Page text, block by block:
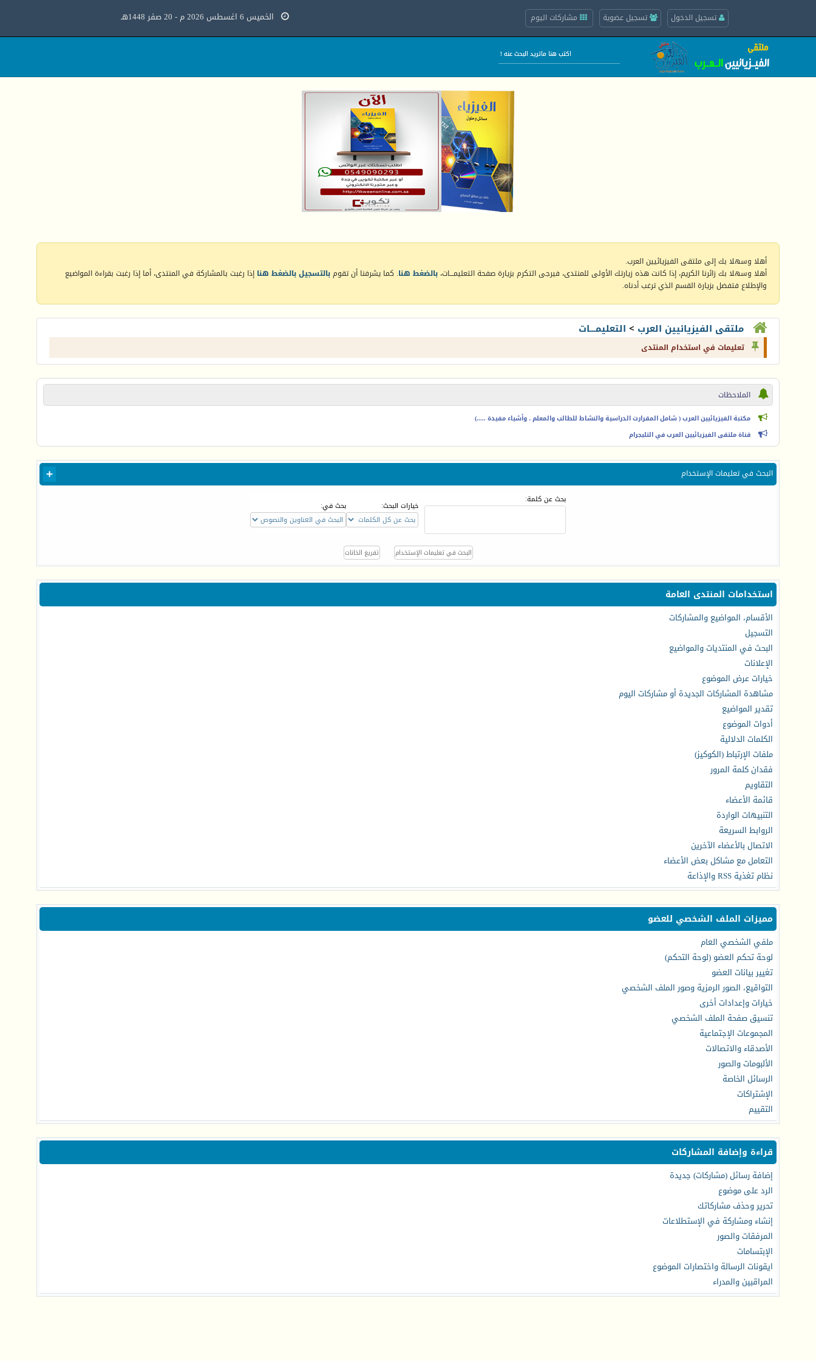
تسجيل الدخول تسجيل عضوية مشاركات اليوم الخميس 6 اغسطس 2026 م - 20 صفر 1448هـ
أهلا وسهلا بك إلى ملتقى الفيزيائيين العرب.
أهلا وسهلا بك زائرنا الكريم، إذا كانت هذه زيارتك الأولى للمنتدى، فيرجى التكرم بزيارة صفحة التعليمـــات، بالضغط هنا. كما يشرفنا أن تقومبالتسجيل بالضغط هنا إذا رغبت بالمشاركة في المنتدى، أما إذا رغبت بقراءة المواضيع
والإطلاع فتفضل بزيارة القسم الذي ترغب أدناه.
ملتقى الفيزيائيين العرب > التعليمـــات
تعليمات في استخدام المنتدى
الملاحظات
مكتبة الفيزيائيين العرب ( شامل المقرارت الدراسية والنشاط للطالب والمعلم ، وأشياء مفيدة .....)
قناة ملتقى الفيزيائيين العرب في التليجرام
البحث في تعليمات الإستخدام
بحث عن كلمة:
خيارات البحث: بحث في:
استخدامات المنتدى العامة
الأقسام، المواضيع والمشاركات
التسجيل
البحث في المنتديات والمواضيع
الإعلانات
خيارات عرض الموضوع
مشاهدة المشاركات الجديدة أو مشاركات اليوم
تقدير المواضيع
أدوات الموضوع
الكلمات الدلالية
ملفات الإرتباط (الكوكيز)
فقدان كلمة المرور
التقاويم
قائمة الأعضاء
التنبيهات الواردة
الروابط السريعة
الاتصال بالأعضاء الآخرين
التعامل مع مشاكل بعض الأعضاء
نظام تغذية RSS والإذاعة
مميزات الملف الشخصي للعضو
ملفي الشخصي العام
لوحة تحكم العضو (لوحة التحكم)
تغيير بيانات العضو
التواقيع، الصور الرمزية وصور الملف الشخصي
خيارات وإعدادات أخرى
تنسيق صفحة الملف الشخصي
المجموعات الإجتماعية
الأصدقاء والاتصالات
الألبومات والصور
الرسائل الخاصة
الإشتراكات
التقييم
قراءة وإضافة المشاركات
إضافة رسائل (مشاركات) جديدة
الرد على موضوع
تحرير وحذف مشاركاتك
إنشاء ومشاركة في الإستطلاعات
المرفقات والصور
الإبتسامات
ايقونات الرسالة واختصارات الموضوع
المراقبين والمدراء